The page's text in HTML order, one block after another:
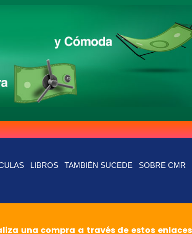
LIBROS TAMBIÉN SUCEDE SOBRE CMR
una compra a través de estos